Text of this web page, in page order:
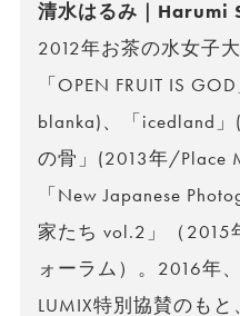
清水はるみ｜Harumi
2012年お茶の水女子
「OPEN FRUIT IS
blanka)、「icedland
の骨」(2013年/Place
「New Japanese
家たち vol.2」（
ォーラム）。2016年
LUMIX特別協賛のも